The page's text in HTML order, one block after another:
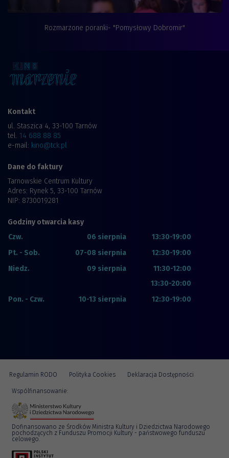
Rozmarzone poranki- "Pomysłowy Dobromir"
Kontakt
ul. Staszica 4, 33-100 Tarnów
tel. 14 688 88 85
e-mail: kino@tck.pl
Dane do faktury
Tarnowskie Centrum Kultury
Adres: Rynek 5, 33-100 Tarnów
NIP: 8730019281
Godziny otwarcia kasy
Czw.
06 sierpnia
13:30-19:00
Pt. - Sob.
07-08 sierpnia
12:30-19:00
Niedz.
09 sierpnia
11:30-12:00
13:30-20:00
Pon. - Czw.
10-13 sierpnia 12:30-19:00
Regulamin RODO Polityka Cookies Deklaracja Dostępności
Wspólfinansowanie:
Dofinansowano ze Środków Ministra Kultury i Dziedzictwa Narodowego
pochodzących z Funduszu Promocji Kultury - państwowego funduszu
celowego.